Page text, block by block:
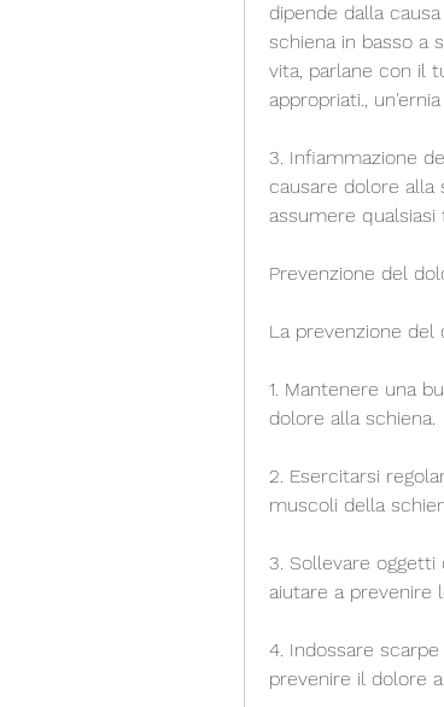
dipende dalla
schiena in basso a
vita, parlane con il
appropriati.,
3. Infiammazione
causare dolore
assumere qualsiasi
Prevenzione del
La prevenzione del
1. Mantenere una
dolore alla schiena.
2. Esercitarsi
muscoli della
3. Sollevare
aiutare a prevenire
4. Indossare
prevenire il dolore